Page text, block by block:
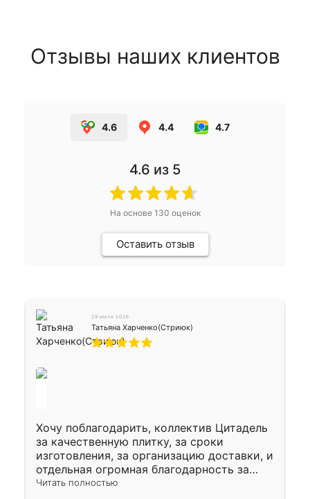
Отзывы наших клиентов
4.6 4.4 4.7
4.6 из 5
На основе 130 оценок
Оставить отзыв
29 июля 2026
Татьяна Харченко(Стриюк)
Хочу поблагодарить, коллектив Цитадель
за качественную плитку, за сроки
изготовления, за организацию доставки, и
отдельная огромная благодарность за
укладку плитки Оганесу, за два дня 70 кв,
Читать полностью